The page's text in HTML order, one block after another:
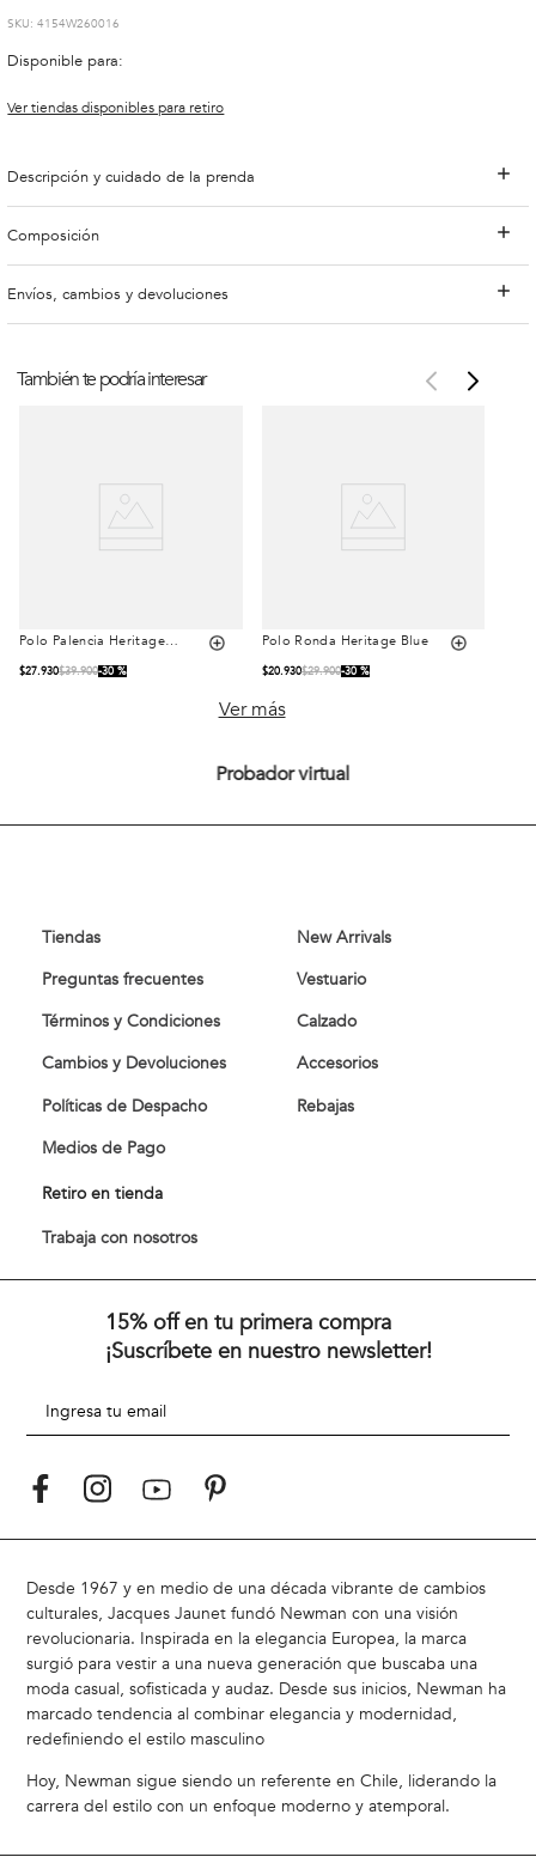
:4154W260016
Disponible para:
Ver tiendas disponibles para retiro
Descripción y cuidado de la prenda
Composición
Envíos, cambios y devoluciones
También te podría interesar
Polo Palencia Heritage
$27.930$39.900 30 %
Talla
Polo Ronda Heritage Blue
$20.930$29.900 30 %
Talla
Ver más
Probador virtual
Tiendas
Preguntas frecuentes
Términos y Condiciones
Cambios y Devoluciones
Políticas de Despacho
Medios de Pago
Retiro en tienda
Trabaja con nosotros
New Arrivals
Vestuario
Calzado
Accesorios
Rebajas
15% off en tu primera compra
¡Suscríbete en nuestro newsletter!
Desde 1967 y en medio de una década vibrante de cambios
culturales, Jacques Jaunet fundó Newman con una visión
revolucionaria. Inspirada en la elegancia Europea, la marca
surgió para vestir a una nueva generación que buscaba una
moda casual, sofisticada y audaz. Desde sus inicios, Newman ha
marcado tendencia al combinar elegancia y modernidad,
redefiniendo el estilo masculino
Hoy, Newman sigue siendo un referente en Chile, liderando la
carrera del estilo con un enfoque moderno y atemporal.